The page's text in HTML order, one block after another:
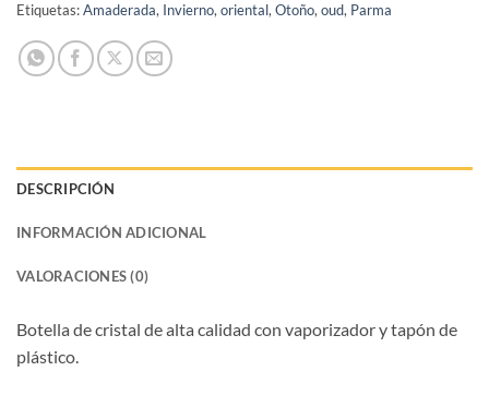
Etiquetas:Amaderada, Invierno,oriental,Otoño,oud, Parma
DESCRIPCIÓN
INFORMACIÓN ADICIONAL
VALORACIONES (0)
Botella de cristal de alta calidad con vaporizador y tapón de
plástico.